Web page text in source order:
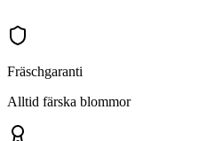
Fräschgaranti
Alltid färska blommor